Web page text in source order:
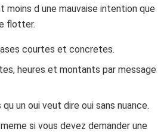
moins d une mauvaise intention que
flotter.
courtes et concretes.
heures et montants par message
un oui veut dire oui sans nuance.
si vous devez demander une